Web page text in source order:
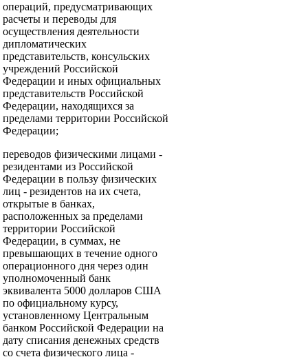
операций, предусматривающих
расчеты и переводы для
осуществления деятельности
дипломатических
представительств, консульских
учреждений Российской
Федерации и иных официальных
представительств Российской
Федерации, находящихся за
пределами территории Российской
Федерации;
переводов физическими лицами -
резидентами из Российской
Федерации в пользу физических
лиц - резидентов на их счета,
открытые в банках,
расположенных за пределами
территории Российской
Федерации, в суммах, не
превышающих в течение одного
операционного дня через один
уполномоченный банк
эквивалента 5000 долларов США
по официальному курсу,
установленному Центральным
банком Российской Федерации на
дату списания денежных средств
со счета физического лица -